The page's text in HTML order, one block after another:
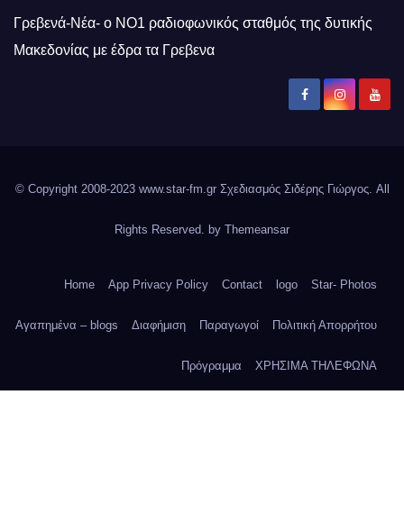
Γρεβενά-Νέα- ο ΝΟ1 ραδιοφωνικός σταθμός της δυτικής
Μακεδονίας με έδρα τα Γρεβενα
© Copyright 2008-2023 www.star-fm.gr Σχεδιασμός Σιδέρης Γιώργος. All
Rights Reserved. by Themeansar
Home App Privacy Policy Contact logo Star- Photos
Αγαπημένα – blogs Διαφήμιση Παραγωγοί Πολιτική Απορρήτου
Πρόγραμμα ΧΡΗΣΙΜΑ ΤΗΛΕΦΩΝΑ